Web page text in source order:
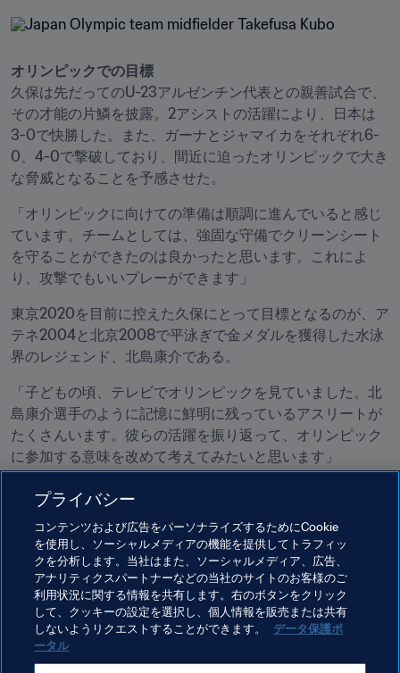
久保は先だってのU-23アルゼンチン代表との親善試合で、
その才能の片鱗を披露。2アシストの活躍により、日本は
3-0で快勝した。また、ガーナとジャマイカをそれぞれ6-
0、4-0で撃破しており、間近に迫ったオリンピックで大き
な脅威となることを予感させた。
「オリンピックに向けての準備は順調に進んでいると感じ
ています。チームとしては、強固な守備でクリーンシート
を守ることができたのは良かったと思います。これによ
り、攻撃でもいいプレーができます」
東京2020を目前に控えた久保にとって目標となるのが、ア
テネ2004と北京2008で平泳ぎで金メダルを獲得した水泳
界のレジェンド、北島康介である。
「子どもの頃、テレビでオリンピックを見ていました。北
島康介選手のように記憶に鮮明に残っているアスリートが
たくさんいます。彼らの活躍を振り返って、オリンピック
に参加する意味を改めて考えてみたいと思います」
「僕にとっては、まずチームの勝利に貢献することが重要
です。個人的にも良い結果を残したいですし、同時に他の
選手が良いパフォーマンスを発揮できるように、サポート
をしていきたいです。初戦（南アフリカ戦）に向けてしっ
かり準備します。最後は大きな笑顔でオリンピックを終え
ることができればと思っています」
Related Topics
プライバシー
コンテンツおよび広告をパーソナライズするためにCookie
を使用し、ソーシャルメディアの機能を提供してトラフィッ
クを分析します。当社はまた、ソーシャルメディア、広告、
アナリティクスパートナーなどの当社のサイトのお客様のご
利用状況に関する情報を共有します。右のボタンをクリック
して、クッキーの設定を選択し、個人情報を販売または共有
しないようリクエストすることができます。
データ保護ポ
ータル